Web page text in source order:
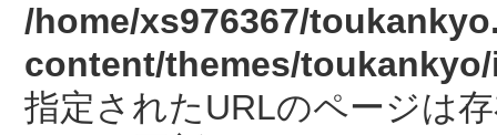
/home/xs976367/
content/themes/
指定されたURLのページは